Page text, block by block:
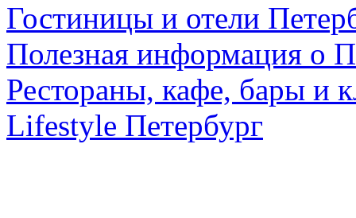
Гостиницы и отели
Полезная информация о
Рестораны, кафе, бары и
Lifestyle Петербург